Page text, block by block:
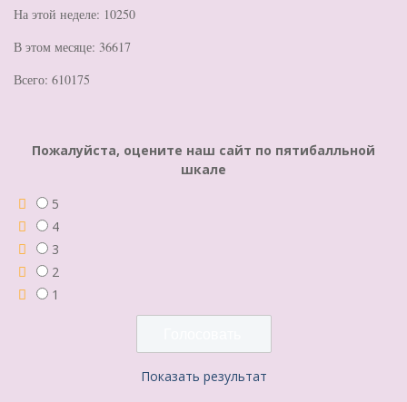
На этой неделе: 10250
В этом месяце: 36617
Всего: 610175
Пожалуйста, оцените наш сайт по пятибалльной
шкале
5
4
3
2
1
Показать результат